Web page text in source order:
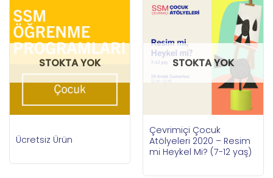
STOKTA YOK
Ücretsiz Ürün
STOKTA YOK
Çevrimiçi Çocuk
Atölyeleri 2020 – Resim
mi Heykel Mi? (7-12 yaş)